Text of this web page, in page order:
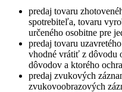
predaj tovaru
spotrebiteľa, tovaru
určeného osobitne pre
predaj tovaru
vhodné vrátiť z dôvodu
dôvodov a ktorého
predaj zvukových
zvukovoobrazových